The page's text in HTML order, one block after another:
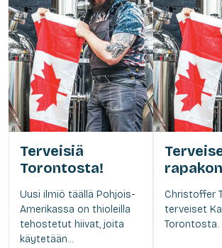
Terveisiä
Torontosta!
Uusi ilmiö täällä Pohjois-
Amerikassa on thioleilla
tehostetut hiivat, joita
käytetään...
Christoffer
terveiset
Torontosta.